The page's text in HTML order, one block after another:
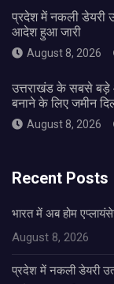
प्रदेश में नकली डेयरी
आदेश हुआ जारी
August 8, 2026
उत्तराखंड के सबसे बड़े
बनाने के लिए जमीन
August 8, 2026
Recent Posts
भारत में अब होम
August 8, 2026
प्रदेश में नकली डेयरी